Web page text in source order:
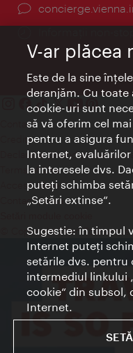
Contact
Credits
Declaraţie privind protecţia
Terms of Use
Accesibilitate
Contact presa
© Copyright Wien Tourismus
V-ar plăcea
Este de la sine
deranjăm. Cu toate
cookie-uri sunt
să vă oferim cel
pentru a asigura
Internet,
la interesele dvs.
puteţi schimba
„Setări extinse“.
Sugestie: în timpul
Internet puteţi
setările dvs. pentru
intermediul linkului
cookie“ din subsol,
Internet.